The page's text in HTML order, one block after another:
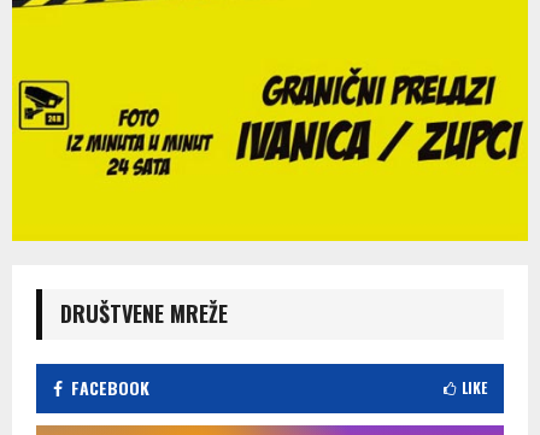
DRUŠTVENE MREŽE
FACEBOOK LIKE